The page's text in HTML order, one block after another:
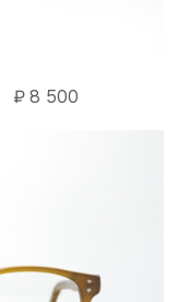
₽8 500